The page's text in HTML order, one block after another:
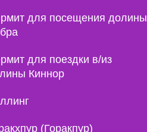
для посещения долины
для поездки в/из
Киннор
(Горакпур)